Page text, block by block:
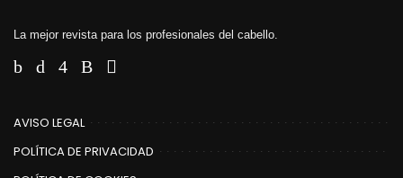
La mejor revista para los profesionales del cabello.
AVISO LEGAL
POLÍTICA DE PRIVACIDAD